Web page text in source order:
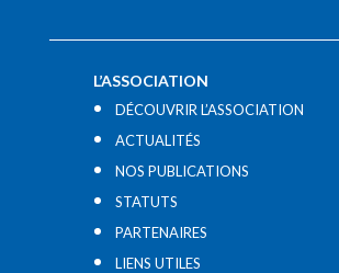
L’ASSOCIATION
DÉCOUVRIR L’ASSOCIATION
ACTUALITÉS
NOS PUBLICATIONS
STATUTS
PARTENAIRES
LIENS UTILES​